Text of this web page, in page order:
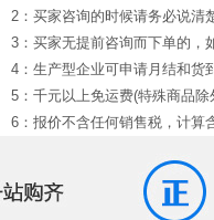
2：买家咨询的时候请务必说清
3：买家无提前咨询而下单的，
4：生产型企业可申请月结和货
5：千元以上免运费(特殊商品除
6：报价不含任何销售税，计算